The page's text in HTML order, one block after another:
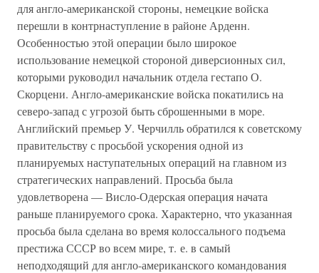
для англо-американской стороны, немецкие войска
перешли в контрнаступление в районе Арденн.
Особенностью этой операции было широкое
использование немецкой стороной диверсионных сил,
которыми руководил начальник отдела гестапо О.
Скорцени. Англо-американские войска покатились на
северо-запад с угрозой быть сброшенными в море.
Английский премьер У. Черчилль обратился к советскому
правительству с просьбой ускорения одной из
планируемых наступательных операций на главном из
стратегических направлений. Просьба была
удовлетворена — Висло-Одерская операция начата
раньше планируемого срока. Характерно, что указанная
просьба была сделана во время колоссального подъема
престижа СССР во всем мире, т. е. в самый
неподходящий для англо-американского командования